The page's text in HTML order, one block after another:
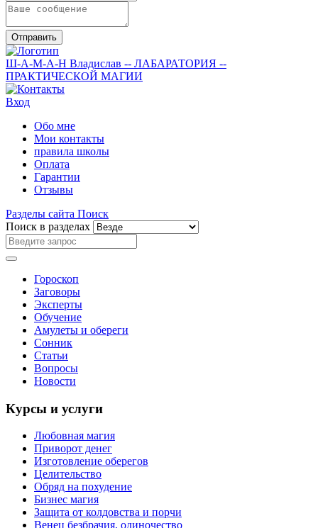
Отправить
Ш-А-М-А-Н Владислав -- ЛАБАРАТОРИЯ --
ПРАКТИЧЕСКОЙ МАГИИ
Вход
Обо мне
Мои контакты
правила школы
Оплата
Гарантии
Отзывы
Разделы сайта Поиск
Поиск в разделах
Гороскоп
Заговоры
Эксперты
Обучение
Амулеты и обереги
Сонник
Статьи
Вопросы
Новости
Курсы и услуги
Любовная магия
Приворот денег
Изготовление оберегов
Целительство
Обряд на похудение
Бизнес магия
Защита от колдовства и порчи
Венец безбрачия, одиночество